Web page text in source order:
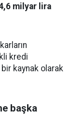
milyar lira
kredi
kaynak olarak
başka